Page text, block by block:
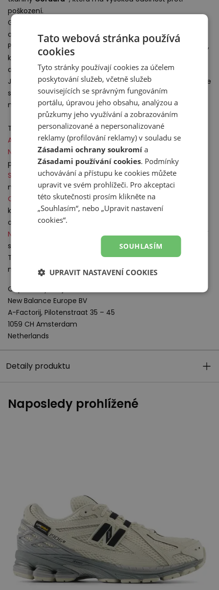
poškození.
Gumový materiál
odolnost a pevnost podrážky při intenzivním používání.
Podešev je vyrobena pomocí pokročilé technologie
,
která dynamicky vrací energii vloženou do každého kroku
díky ultralehkému polštářku.
Je také vybavena systémemStability Web
, který podporuje
střední část chodidla a kontroluje dynamické kroucení
nohy při chůzi.
Technologie:
ABZORB
– řešení, které pomáhá tlumit podrážku boty.
N–Durance– gumová hmota umístěná na podrážce pod
patou, která zajistí odolnost při nárazech paty.
Stability Web– podporuje nárt a dokonale kontroluje
natočení chodidla během chůze.
Ortholite– odpružená antibakteriální stélka velmi vysoké
kvality. Dokonale se přizpůsobí chodidlu a poskytuje trvalé
odvětrávání.
N–Ergy
– náš nejnovější a technologicky nejsofistikovanější
systém odpružení s ultralehkým dynamickým polštářem.
Teď se vám vaše úsilí a energie vložená do běhu vrací a
nezůstává v podloží.
Odpovědný subjekt:
New Balance Europe BV
A-Factorij, Pilotenstraat 35 – 45
1059 CH Amsterdam
Netherlands
Detaily produktu
Naposledy prohlížené
Tato webová stránka používá
cookies
Tyto stránky používají cookies za účelem
poskytování služeb, včetně služeb
souvisejících se správným fungováním
portálu, úpravou jeho obsahu, analýzou a
průzkumy jeho využívání a zobrazováním
personalizované a nepersonalizované
reklamy (profilování reklamy) v souladu se
Zásadami ochrany soukromí a
Zásadami používání cookies. Podmínky
uchovávání a přístupu ke cookies můžete
upravit ve svém prohlížeči. Pro akceptaci
této skutečnosti prosím klikněte na
„Souhlasím“, nebo „Upravit nastavení
cookies“.
SOUHLASÍM
UPRAVIT NASTAVENÍ COOKIES